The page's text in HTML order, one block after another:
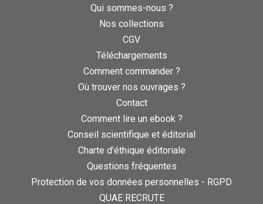
Qui sommes-nous ?
Nos collections
CGV
Téléchargements
Comment commander ?
Où trouver nos ouvrages ?
Contact
Comment lire un ebook ?
Conseil scientifique et éditorial
Charte d’éthique éditoriale
Questions fréquentes
Protection de vos données personnelles - RGPD
QUAE RECRUTE